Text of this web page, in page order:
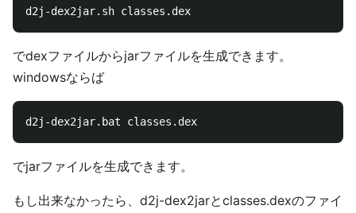
でdexファイルからjarファイルを生成できます。
windowsならば
でjarファイルを生成できます。
もし出来なかったら、d2j-dex2jarとclasses.dexのファイ